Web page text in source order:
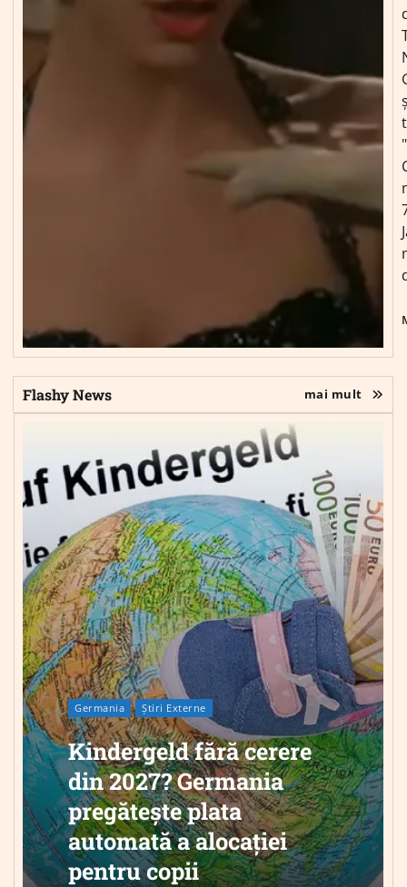
Flashy News mai mult
Germania Știri Externe
Kindergeld fără cerere
din 2027? Germania
pregătește plata
automată a alocației
pentru copii